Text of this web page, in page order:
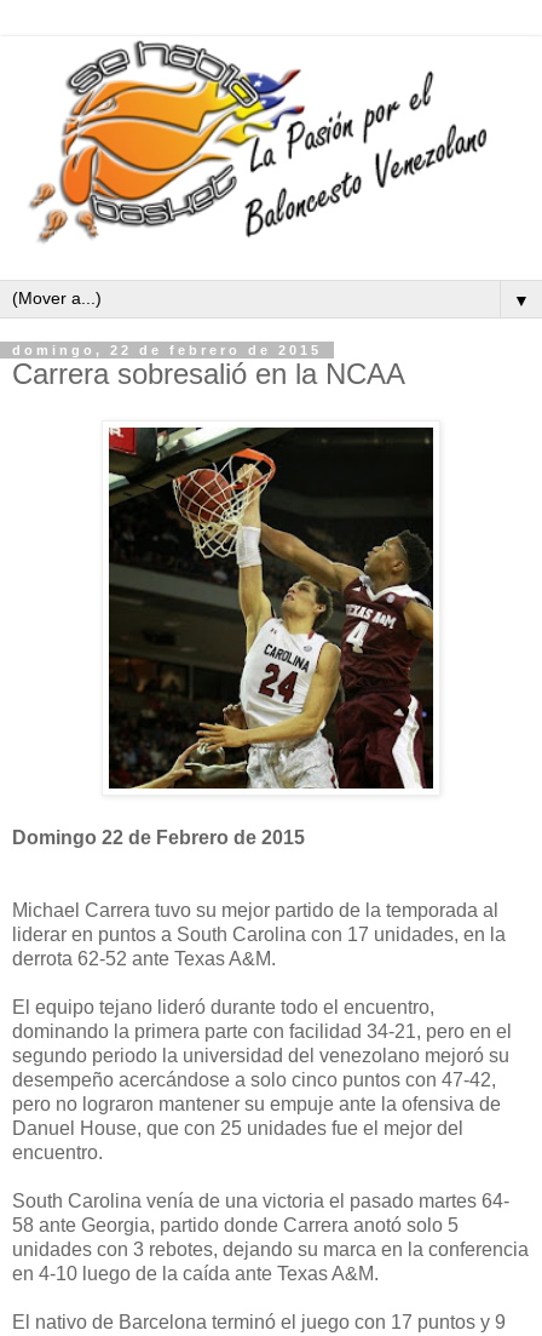
▼
domingo, 22 de febrero de 2015
Carrera sobresalió en la NCAA
Domingo 22 de Febrero de 2015
Michael Carrera tuvo su mejor partido de la temporada al
liderar en puntos a South Carolina con 17 unidades, en la
derrota 62-52 ante Texas A&M.
El equipo tejano lideró durante todo el encuentro,
dominando la primera parte con facilidad 34-21, pero en el
segundo periodo la universidad del venezolano mejoró su
desempeño acercándose a solo cinco puntos con 47-42,
pero no lograron mantener su empuje ante la ofensiva de
Danuel House, que con 25 unidades fue el mejor del
encuentro.
South Carolina venía de una victoria el pasado martes 64-
58 ante Georgia, partido donde Carrera anotó solo 5
unidades con 3 rebotes, dejando su marca en la conferencia
en 4-10 luego de la caída ante Texas A&M.
El nativo de Barcelona terminó el juego con 17 puntos y 9